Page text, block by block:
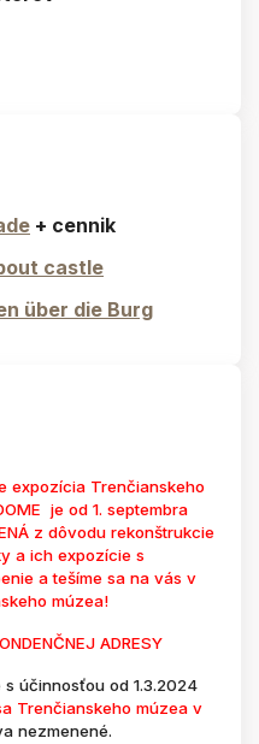
+ cennik
castle
über die Burg
expozícia Trenčianskeho
je od 1. septembra
z dôvodu rekonštrukcie
a ich expozície s
a tešíme sa na vás v
múzea!
ADRESY
účinnosťou od 1.3.2024
Trenčianskeho múzea v
nezmenené.